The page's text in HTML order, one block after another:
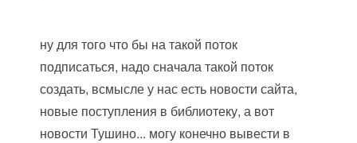
ну для того что бы на такой поток
подписаться, надо сначала такой поток
создать, всмысле у нас есть новости сайта,
новые поступления в библиотеку, а вот
новости Тушино... могу конечно вывести в